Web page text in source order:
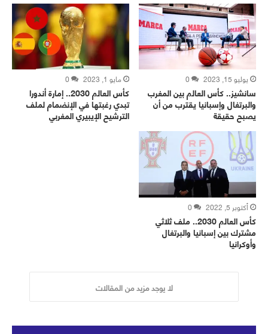
يوليو 15, 2023 0
سانشيز.. كأس العالم بين المغرب
والبرتغال وإسبانيا يقترب من أن
يصبح حقيقة
مايو 1, 2023 0
كأس العالم 2030.. إمارة أندورا
تبدي رغبتها في الإنضمام لملف
الترشيح الإيبيري المغربي
أكتوبر 5, 2022 0
كأس العالم 2030.. ملف ثلاثي
مشترك بين إسبانيا والبرتغال
وأوكرانيا
لا يوجد مزيد من المقالات